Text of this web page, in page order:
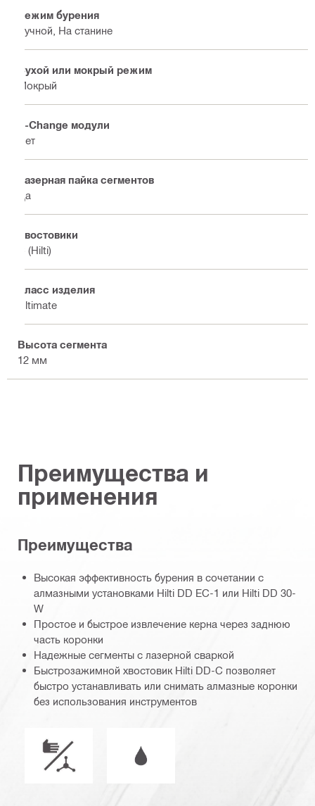
Режим бурения
Ручной, На станине
Сухой или мокрый режим
Мокрый
X-Change модули
Нет
Лазерная пайка сегментов
Да
Хвостовики
C (Hilti)
Класс изделия
Ultimate
Высота сегмента
12 мм
Преимущества и
применения
Преимущества
Высокая эффективность бурения в сочетании с
алмазными установками Hilti DD EC-1 или Hilti DD 30-
W
Простое и быстрое извлечение керна через заднюю
часть коронки
Надежные сегменты с лазерной сваркой
Быстрозажимной хвостовик Hilti DD-C позволяет
быстро устанавливать или снимать алмазные коронки
без использования инструментов
Режим работы